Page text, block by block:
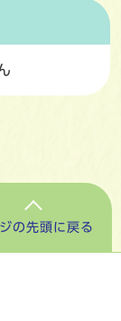
の先頭に戻る